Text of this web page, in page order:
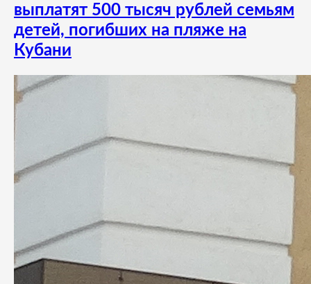
выплатят 500 тысяч рублей семьям
детей, погибших на пляже на
Кубани